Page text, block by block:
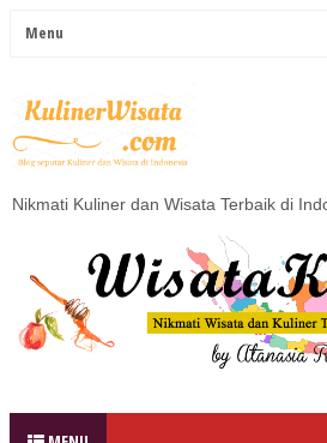
Nikmati Kuliner dan Wisata Terbaik di